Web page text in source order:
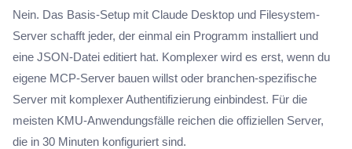
Nein. Das Basis-Setup mit Claude Desktop und Filesystem-
Server schafft jeder, der einmal ein Programm installiert und
eine JSON-Datei editiert hat. Komplexer wird es erst, wenn du
eigene MCP-Server bauen willst oder branchen-spezifische
Server mit komplexer Authentifizierung einbindest. Für die
meisten KMU-Anwendungsfälle reichen die offiziellen Server,
die in 30 Minuten konfiguriert sind.